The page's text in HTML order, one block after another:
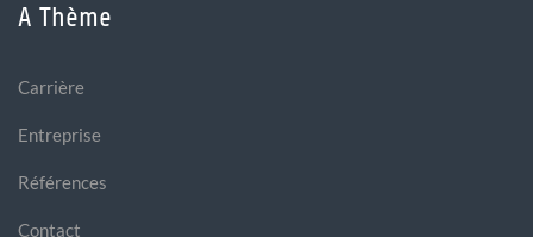
A Thème
Carrière
Entreprise
Références
Contact